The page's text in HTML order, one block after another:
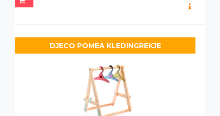
DJECO POMEA KLEDINGREKJE